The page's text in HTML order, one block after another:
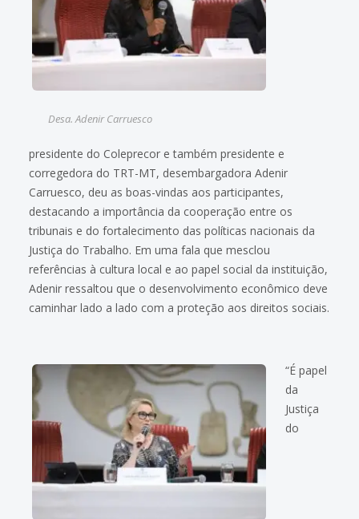
Desa. Adenir Carruesco
presidente do Coleprecor e também presidente e
corregedora do TRT-MT, desembargadora Adenir
Carruesco, deu as boas-vindas aos participantes,
destacando a importância da cooperação entre os
tribunais e do fortalecimento das políticas nacionais da
Justiça do Trabalho. Em uma fala que mesclou
referências à cultura local e ao papel social da instituição,
Adenir ressaltou que o desenvolvimento econômico deve
caminhar lado a lado com a proteção aos direitos sociais.
“É papel
da
Justiça
do